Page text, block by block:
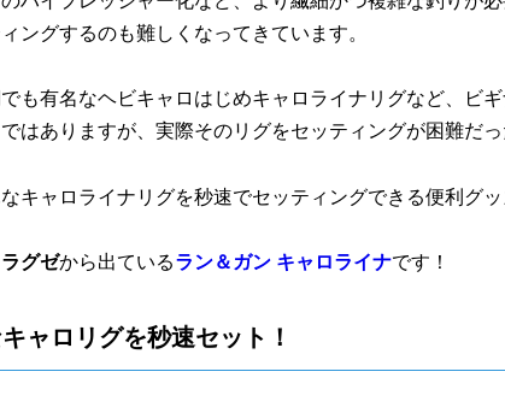
ングするのも難しくなってきています。
も有名なヘビキャロはじめキャロライナリグなど、ビ
はありますが、実際そのリグをセッティングが困難だっ
キャロライナリグを秒速でセッティングできる便利グッ
グゼから出ているラン＆ガン キャロライナです！
ャロリグを秒速セット！